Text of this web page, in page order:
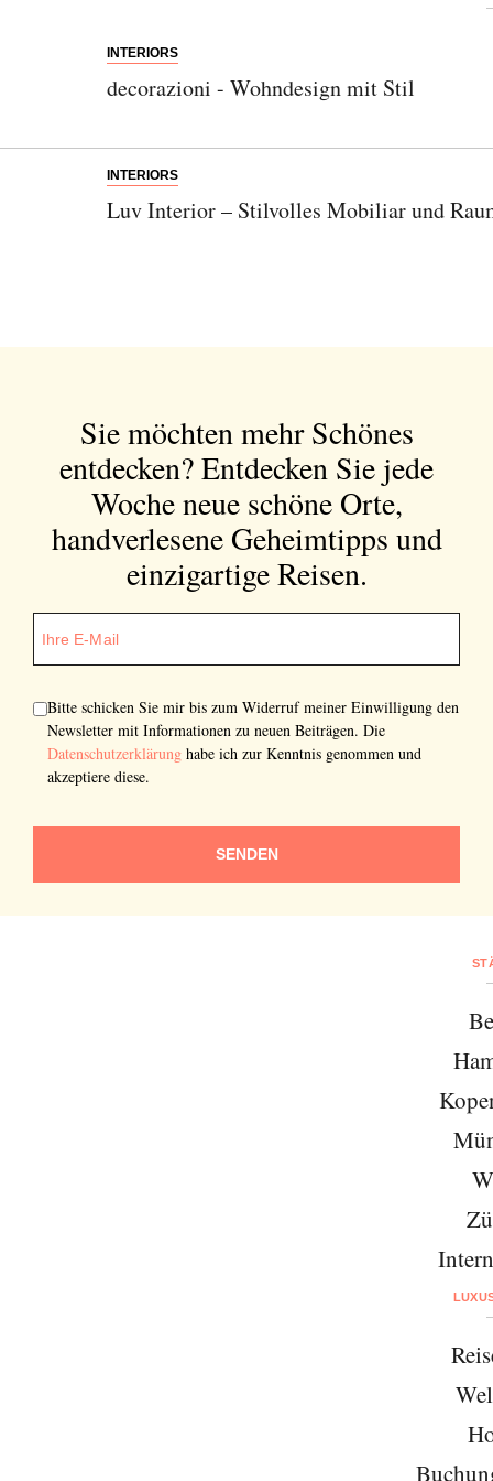
INTERIORS
decorazioni - Wohndesign mit Stil
INTERIORS
Luv Interior – Stilvolles Mobiliar und
Sie möchten mehr Schönes
entdecken?Entdecken Sie jede
Woche neue schöne Orte,
handverlesene Geheimtipps und
einzigartige Reisen.
Bitte schicken Sie mir bis zum Widerruf meiner Einwilligung den
Newsletter mit Informationen zu neuen Beiträgen. Die
Datenschutzerklärung habe ich zur Kenntnis genommen und
akzeptiere diese.
SENDEN